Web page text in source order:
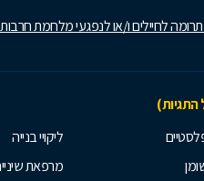
לחיילים ו/או לנפגעי מלחמת
התגיות)
ליקויי בנייה
מרפאת